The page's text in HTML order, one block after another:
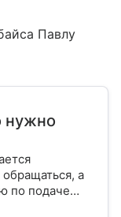
Павлу
нужно
а
по подаче